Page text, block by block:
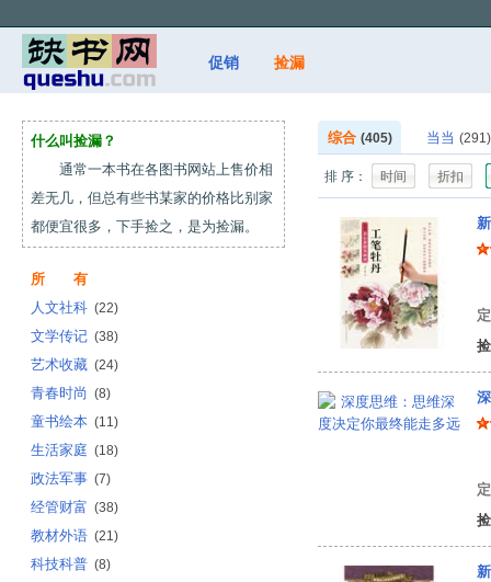
促销 捡漏
什么叫捡漏？
通常一本书在各图书网站上售价相
差无几，但总有些书某家的价格比别家
都便宜很多，下手捡之，是为捡漏。
所 有
人文社科 (22)
文学传记 (38)
艺术收藏 (24)
青春时尚 (8)
童书绘本 (11)
生活家庭 (18)
政法军事 (7)
经管财富 (38)
教材外语 (21)
科技科普 (8)
综合 (405) 当当 (291)
排 序： 时间 折扣